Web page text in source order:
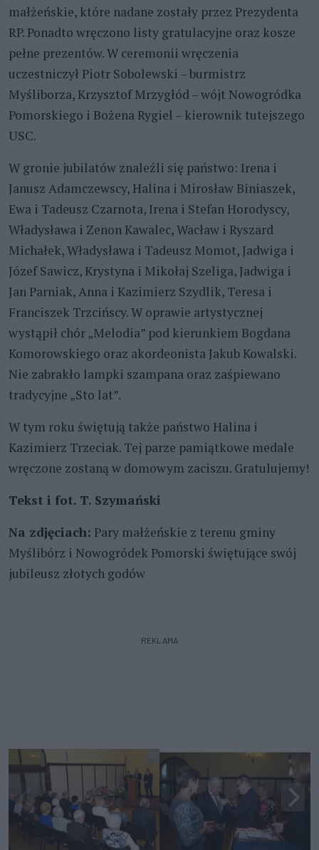
małżeńskie, które nadane zostały przez Prezydenta
RP. Ponadto wręczono listy gratulacyjne oraz kosze
pełne prezentów. W ceremonii wręczenia
uczestniczył Piotr Sobolewski – burmistrz
Myśliborza, Krzysztof Mrzygłód – wójt Nowogródka
Pomorskiego i Bożena Rygiel – kierownik tutejszego
USC.
W gronie jubilatów znaleźli się państwo: Irena i
Janusz Adamczewscy, Halina i Mirosław Biniaszek,
Ewa i Tadeusz Czarnota, Irena i Stefan Horodyscy,
Władysława i Zenon Kawalec, Wacław i Ryszard
Michałek, Władysława i Tadeusz Momot, Jadwiga i
Józef Sawicz, Krystyna i Mikołaj Szeliga, Jadwiga i
Jan Parniak, Anna i Kazimierz Szydlik, Teresa i
Franciszek Trzcińscy. W oprawie artystycznej
wystąpił chór „Melodia” pod kierunkiem Bogdana
Komorowskiego oraz akordeonista Jakub Kowalski.
Nie zabrakło lampki szampana oraz zaśpiewano
tradycyjne „Sto lat”.
W tym roku świętują także państwo Halina i
Kazimierz Trzeciak. Tej parze pamiątkowe medale
wręczone zostaną w domowym zaciszu. Gratulujemy!
Tekst i fot. T. Szymański
Na zdjęciach: Pary małżeńskie z terenu gminy
Myślibórz i Nowogródek Pomorski świętujące swój
jubileusz złotych godów
REKLAMA